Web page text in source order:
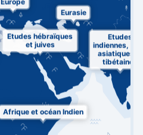
Afrique et océan Indien
Etudes hébraïques
et juives
Etudes
indiennes,
asiatiques et
tibétaines
Eurasie